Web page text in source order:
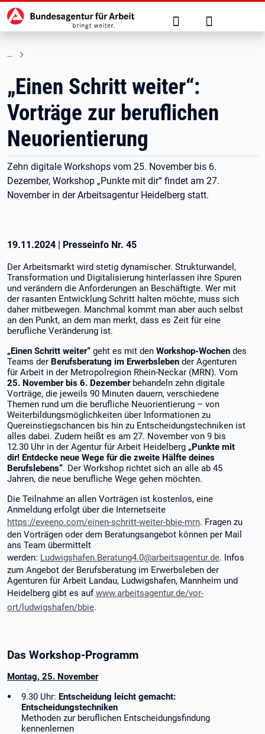
zu den Hauptinhalten springen
Hauptnavigation Suche Anmelden
„Einen Schritt weiter“:
Vorträge zur beruflichen
Neuorientierung
Zehn digitale Workshops vom 25. November bis 6.
Dezember, Workshop „Punkte mit dir“ findet am 27.
November in der Arbeitsagentur Heidelberg statt.
19.11.2024 | Presseinfo Nr. 45
Der Arbeitsmarkt wird stetig dynamischer. Strukturwandel,
Transformation und Digitalisierung hinterlassen ihre Spuren
und verändern die Anforderungen an Beschäftigte. Wer mit
der rasanten Entwicklung Schritt halten möchte, muss sich
daher mitbewegen. Manchmal kommt man aber auch selbst
an den Punkt, an dem man merkt, dass es Zeit für eine
berufliche Veränderung ist.
„Einen Schritt weiter“ geht es mit den Workshop-Wochen des
Teams der Berufsberatung im Erwerbsleben der Agenturen
für Arbeit in der Metropolregion Rhein-Neckar (MRN). Vom
25. November bis 6. Dezember behandeln zehn digitale
Vorträge, die jeweils 90 Minuten dauern, verschiedene
Themen rund um die berufliche Neuorientierung – von
Weiterbildungsmöglichkeiten über Informationen zu
Quereinstiegschancen bis hin zu Entscheidungstechniken ist
alles dabei. Zudem heißt es am 27. November von 9 bis
12.30 Uhr in der Agentur für Arbeit Heidelberg „Punkte mit
dir! Entdecke neue Wege für die zweite Hälfte deines
Berufslebens“. Der Workshop richtet sich an alle ab 45
Jahren, die neue berufliche Wege gehen möchten.
Die Teilnahme an allen Vorträgen ist kostenlos, eine
Anmeldung erfolgt über die Internetseite
https://eveeno.com/einen-schritt-weiter-bbie-mrn. Fragen zu
den Vorträgen oder dem Beratungsangebot können per Mail
ans Team übermittelt
werden: Ludwigshafen.Beratung4.0@arbeitsagentur.de. Infos
zum Angebot der Berufsberatung im Erwerbsleben der
Agenturen für Arbeit Landau, Ludwigshafen, Mannheim und
Heidelberg gibt es aufwww.arbeitsagentur.de/vor-
ort/ludwigshafen/bbie.
Das Workshop-Programm
Montag, 25. November
9.30 Uhr: Entscheidung leicht gemacht:
Entscheidungstechniken
Methoden zur beruflichen Entscheidungsfindung
kennenlernen